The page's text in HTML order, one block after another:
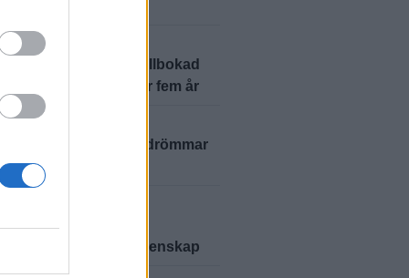
2026-7-18 KL. 17:15
till fullbokad
– Härlövs skafferi firar fem år
2026-7-11 KL. 17:12
och blomsterdrömmar
blomsterbod
Gård har blivit en
för mat och gemenskap